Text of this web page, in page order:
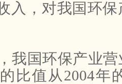
入，对我国环
我国环保产业
比值从2004年